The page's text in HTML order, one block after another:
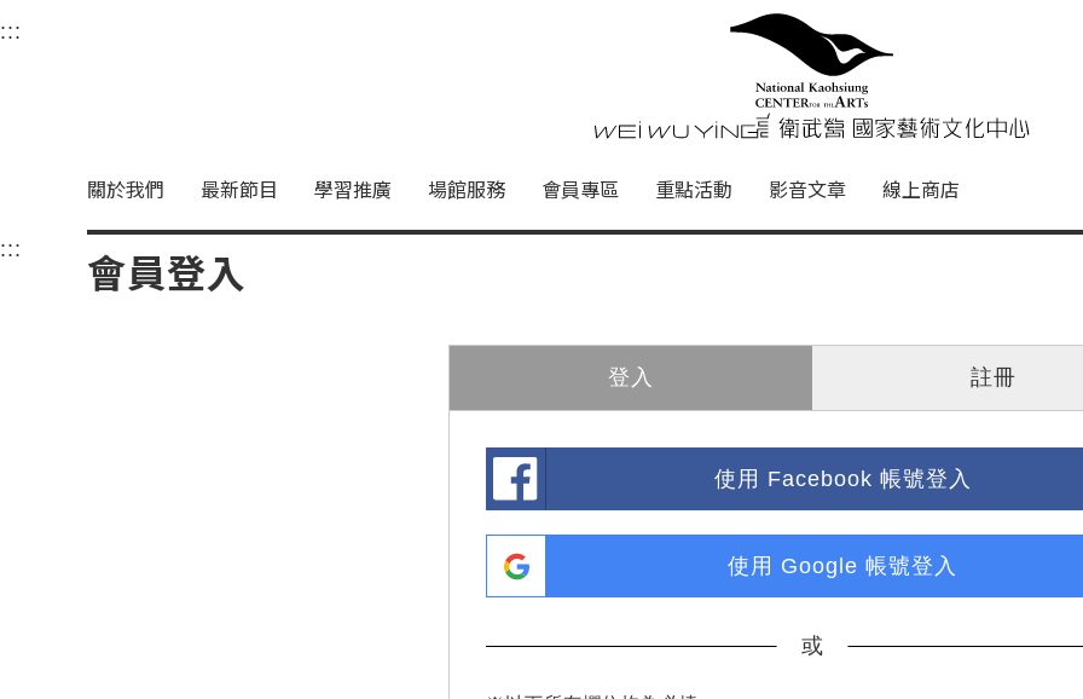
衛武營國家藝術文化中心
中央內容區塊，為本頁主要內容區。
::: 衛武營國家藝術文
關於我們 最新節目 學習推廣 場館服務 會員專區 重點活動 影音文章 線上商店
::: 中央內容區塊，為本頁主要內容區。
會員登入
登入 註冊
使用 Facebook 帳號登入
使用 Google 帳號登入
或